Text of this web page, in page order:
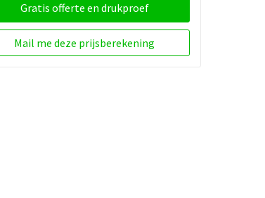
Gratis offerte en drukproef
Mail me deze prijsberekening